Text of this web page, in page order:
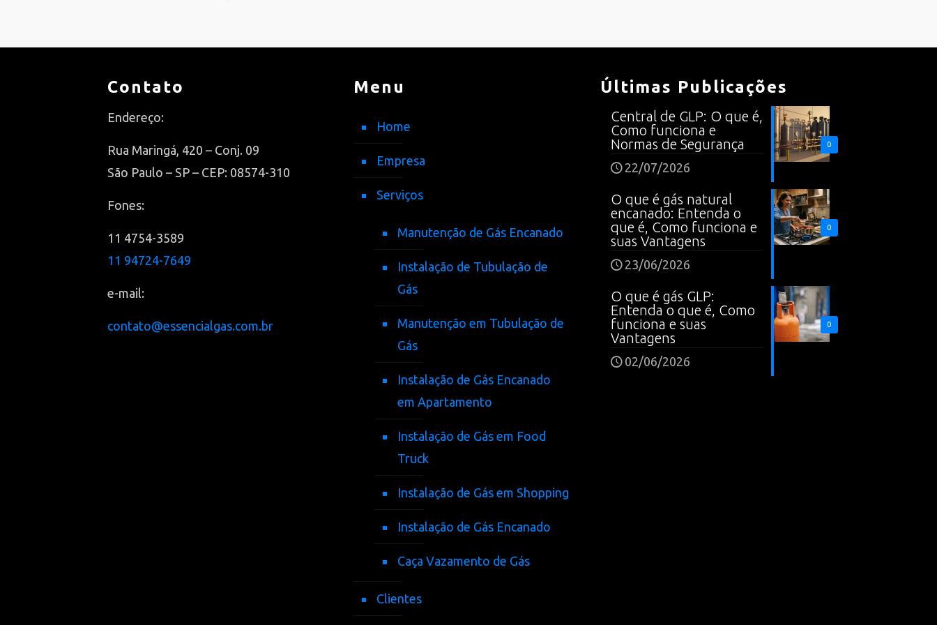
Contato
Endereço:
Rua Maringá, 420 – Conj. 09
São Paulo – SP – CEP: 08574-310
Fones:
11 4754-3589
11 94724-7649
e-mail:
contato@essencialgas.com.br
Menu
Home
Empresa
Serviços
Manutenção de Gás Encanado
Instalação de Tubulação de
Gás
Manutenção em Tubulação de
Gás
Instalação de Gás Encanado
em Apartamento
Instalação de Gás em Food
Truck
Instalação de Gás em Shopping
Instalação de Gás Encanado
Caça Vazamento de Gás
Clientes
Últimas Publicações
0
Central de GLP: O que é,
Como funciona e
Normas de Segurança
22/07/2026
0
O que é gás natural
encanado: Entenda o
que é, Como funciona e
suas Vantagens
23/06/2026
0
O que é gás GLP:
Entenda o que é, Como
funciona e suas
Vantagens
02/06/2026